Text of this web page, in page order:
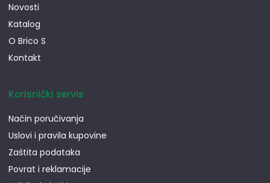
Novosti
Katalog
O Brico S
Kontakt
Korisnički servis
Način poručivanja
Uslovi i pravila kupovine
Zaštita podataka
Povrat i reklamacije